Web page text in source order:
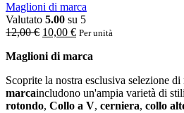
Maglioni di marca
Valutato 5.00 su 5
12,00€ 10,00 € Per unità
Maglioni di marca
Scoprite la nostra esclusiva selezione di
marcaincludono un'ampia varietà di
rotondo, Collo a V, cerniera, collo